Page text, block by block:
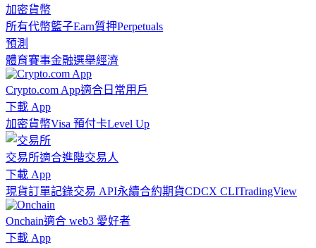
加密貨幣
所有代幣籃子Earn質押Perpetuals
預測
體育賽事金融選舉經濟
Crypto.com App適合日常用戶
下載 App
加密貨幣Visa 預付卡Level Up
交易所適合進階交易人
下載 App
現貨訂單記錄交易 API永續合約期貨CDCX CLITradingView
Onchain適合 web3 愛好者
下載 App